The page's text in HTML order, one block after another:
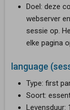
Doel: deze
webserver
sessie op.
elke pagina
language
Type: first
Soort:
Levensduur: